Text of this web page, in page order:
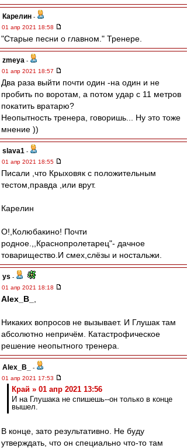
Карелин -
01 апр 2021 18:58
"Старые песни о главном." Тренере.
zmeya -
01 апр 2021 18:57
Два раза выйти почти один -на один и не
пробить по воротам, а потом удар с 11 метров
покатить вратарю?
Неопытность тренера, говоришь... Ну это тоже
мнение ))
slava1 -
01 апр 2021 18:55
Писали ,что Крыховяк с положительным
тестом,правда ,или врут.
Карелин
О!,Колюбакино! Почти
родное.,,Краснопролетарец"- дачное
товарищество.И смех,слёзы и ностальжи.
ys -
01 апр 2021 18:18
Alex_B_
Никаких вопросов не вызывает. И Глушак там
абсолютно непричём. Катастрофическое
решение неопытного тренера.
Alex_B_
-
01 апр 2021 17:53
Край » 01 апр 2021 13:56
И на Глушака не спишешь--он только в конце
вышел.
В конце, зато результативно. Не буду
утверждать, что он специально что-то там